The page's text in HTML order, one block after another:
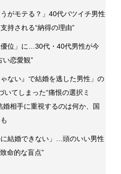
うがモテる？」40代バツイチ男性
持される“納得の理由”
優位」に…30代・40代男性が今
い恋愛観”
ゃない』で結婚を逃した男性」の
てしまった“痛恨の選択ミ
婚相手に重視するのは何か、国
に結婚できない」…頭のいい男性
命的な盲点”